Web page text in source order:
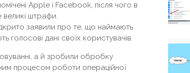
Apple і Facebook, після чого в
великі штрафи.
заявили про те, що наймають
голосові дані своїх користувачів.
а й зробили обробку
процесом роботи операційної